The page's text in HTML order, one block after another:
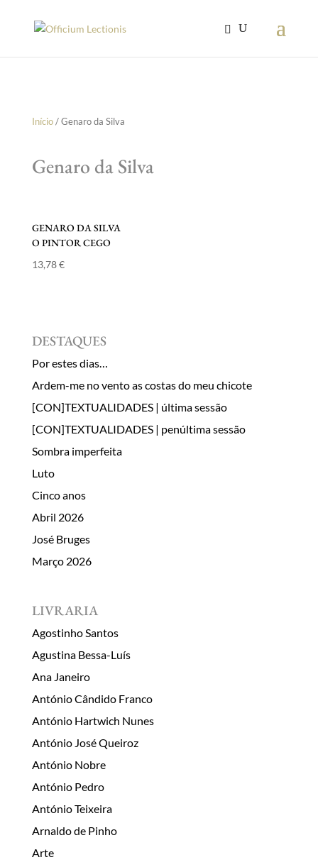
Início/ Genaro da Silva
Genaro da Silva
GENARO DA SILVA
O PINTOR CEGO
13,78€
DESTAQUES
Por estes dias…
Ardem-me no vento as costas do meu chicote
[CON]TEXTUALIDADES | última sessão
[CON]TEXTUALIDADES | penúltima sessão
Sombra imperfeita
Luto
Cinco anos
Abril 2026
José Bruges
Março 2026
LIVRARIA
Agostinho Santos
Agustina Bessa-Luís
Ana Janeiro
António Cândido Franco
António Hartwich Nunes
António José Queiroz
António Nobre
António Pedro
António Teixeira
Arnaldo de Pinho
Arte